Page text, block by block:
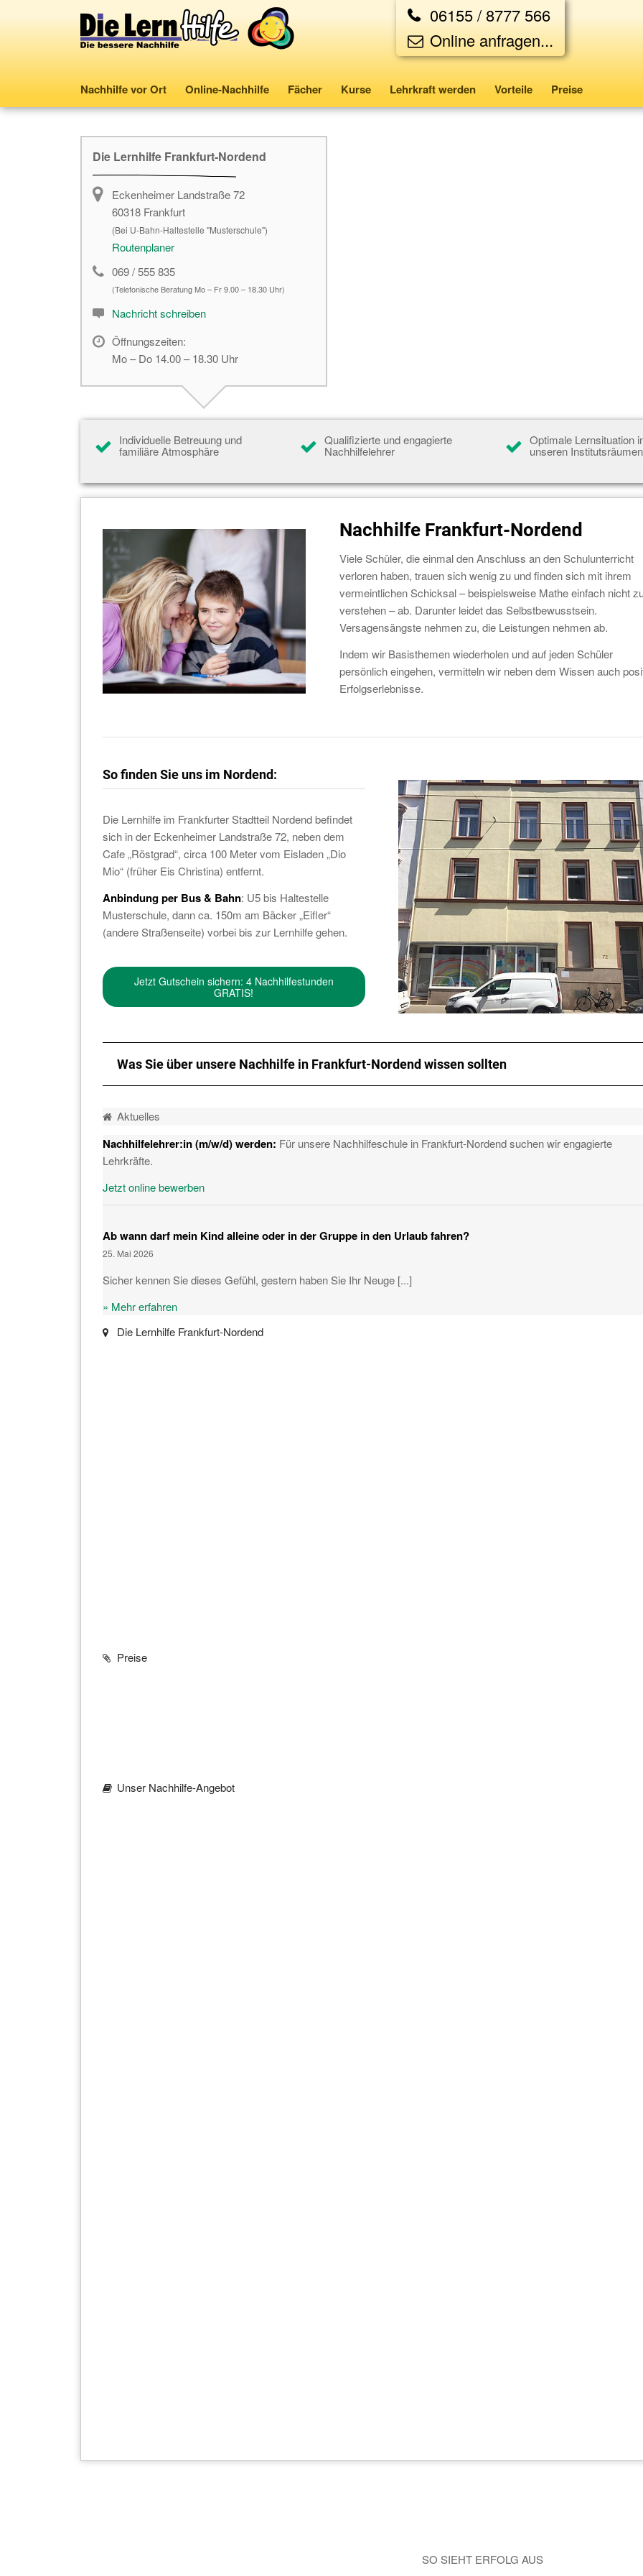
Nachhilfe vor Ort Online-Nachhilfe Fächer Kurse Lehrkraft werden Vorteile Preise
06155 / 8777 566
Online anfragen...
Die Lernhilfe Frankfurt-Nordend
Eckenheimer Landstraße 72
60318 Frankfurt
(Bei U-Bahn-Haltestelle "Musterschule")
Routenplaner
069 / 555 835
(Telefonische Beratung Mo – Fr 9.00 – 18.30 Uhr)
Nachricht schreiben
Öffnungszeiten:
Mo – Do 14.00 – 18.30 Uhr
Individuelle Betreuung und
familiäre Atmosphäre
Qualifizierte und engagierte
Nachhilfelehrer
Optimale Lernsituation
unseren Institutsräumen
Nachhilfe Frankfurt-Nordend
Viele Schüler, die einmal den Anschluss an den Schulunterricht
verloren haben, trauen sich wenig zu und finden sich mit ihrem
vermeintlichen Schicksal – beispielsweise Mathe einfach nicht
verstehen – ab. Darunter leidet das Selbstbewusstsein.
Versagensängste nehmen zu, die Leistungen nehmen ab.
Indem wir Basisthemen wiederholen und auf jeden Schüler
persönlich eingehen, vermitteln wir neben dem Wissen auch
Erfolgserlebnisse.
So finden Sie uns im Nordend:
Die Lernhilfe im Frankfurter Stadtteil Nordend befindet
sich in der Eckenheimer Landstraße 72, neben dem
Cafe „Röstgrad“, circa 100 Meter vom Eisladen „Dio
Mio“ (früher Eis Christina) entfernt.
Anbindung per Bus & Bahn: U5 bis Haltestelle
Musterschule, dann ca. 150m am Bäcker „Eifler“
(andere Straßenseite) vorbei bis zur Lernhilfe gehen.
Jetzt Gutschein sichern: 4 Nachhilfestunden
GRATIS!
Was Sie über unsere Nachhilfe in Frankfurt-Nordend wissen sollten
Aktuelles
Nachhilfelehrer:in (m/w/d) werden: Für unsere Nachhilfeschule in Frankfurt-Nordend suchen wir engagierte
Lehrkräfte.
Jetzt online bewerben
Ab wann darf mein Kind alleine oder in der Gruppe in den Urlaub fahren?
25. Mai 2026
Sicher kennen Sie dieses Gefühl, gestern haben Sie Ihr Neuge [...]
» Mehr erfahren
Die Lernhilfe Frankfurt-Nordend
Preise
Unser Nachhilfe-Angebot
SO SIEHT ERFOLG AUS